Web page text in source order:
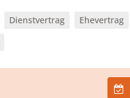
Dienstvertrag
Ehevertrag